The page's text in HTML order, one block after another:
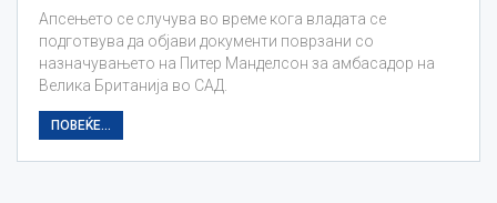
Апсењето се случува во време кога владата се
подготвува да објави документи поврзани со
назначувањето на Питер Манделсон за амбасадор на
Велика Британија во САД.
ПОВЕЌЕ...